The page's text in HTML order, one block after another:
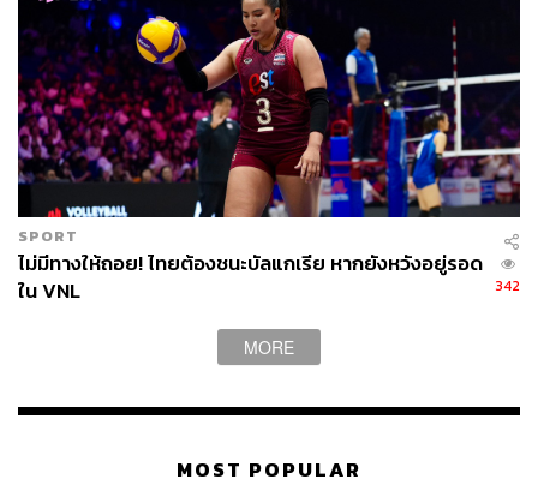
SPORT
ไม่มีทางให้ถอย! ไทยต้องชนะบัลแกเรีย หากยังหวังอยู่รอด
ใน VNL
342
MORE
MOST POPULAR